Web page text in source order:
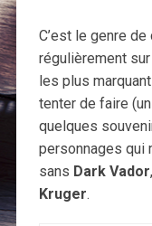
C’est le genre
régulièrement
les plus
tenter de faire (un
quelques
personnages qui
sans Dark Vador,
Kruger.